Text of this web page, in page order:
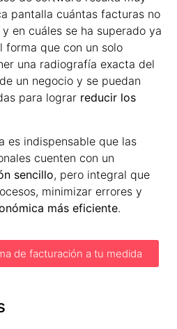
pantalla cuántas facturas no
en cuáles se ha superado ya
forma que con un solo
una radiografía exacta del
un negocio y se puedan
para lograr reducir los
es indispensable que las
cuenten con un
sencillo, pero integral que
minimizar errores y
más eficiente.
de facturación a tu medida